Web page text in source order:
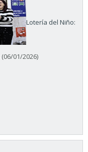
Lotería del Niño:
(06/01/2026)